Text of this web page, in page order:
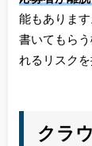
能もありま
書いてもら
れるリスクを
クラ